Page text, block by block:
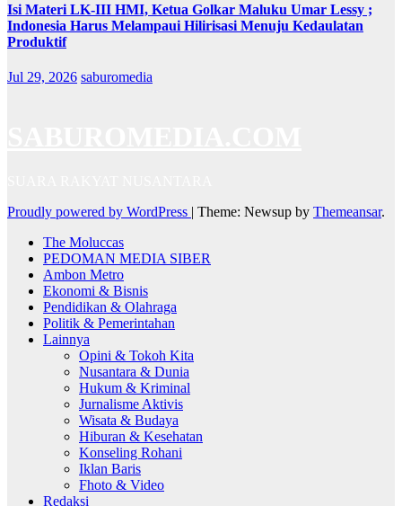
Isi Materi LK-III HMI, Ketua Golkar Maluku Umar Lessy ;
Indonesia Harus Melampaui Hilirisasi Menuju Kedaulatan
Produktif
Jul 29, 2026 saburomedia
Proudly powered by WordPress | Theme: Newsup by Themeansar.
The Moluccas
PEDOMAN MEDIA SIBER
Ambon Metro
Ekonomi & Bisnis
Pendidikan & Olahraga
Politik & Pemerintahan
Lainnya
Opini & Tokoh Kita
Nusantara & Dunia
Hukum & Kriminal
Jurnalisme Aktivis
Wisata & Budaya
Hiburan & Kesehatan
Konseling Rohani
Iklan Baris
Fhoto & Video
Redaksi